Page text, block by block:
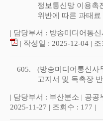
정보통신망 이용촉
위반에 따른 과태
| 담당부서 : 방송미디어통
| 작성일 : 2025-12-04 |
605.
(방송미디어통신사
고지서 및 독촉장
| 담당부서 : 부산분소 | 공공
2025-11-27 | 조회수 : 177 |